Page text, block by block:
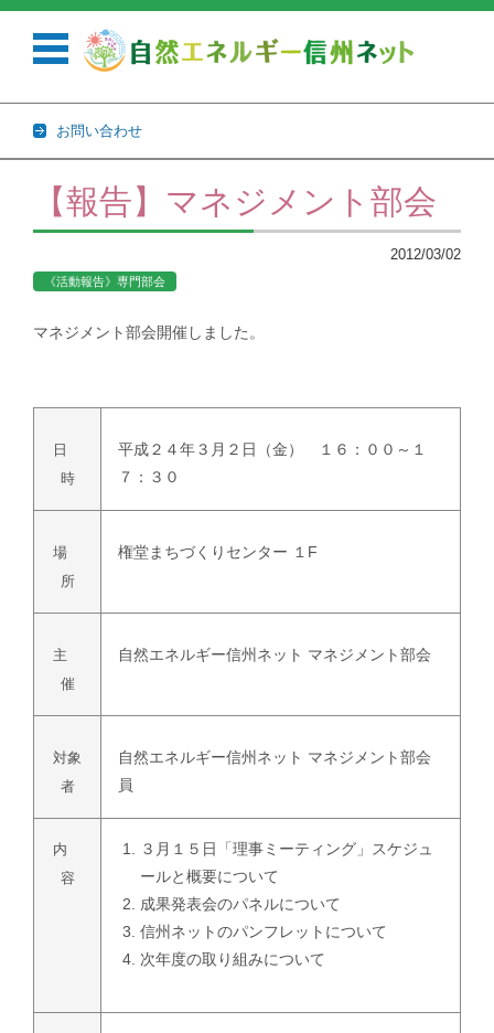
お問い合わせ
コンテンツに移動
【報告】マネジメント部会
2012/03/02
《活動報告》専門部会
マネジメント部会開催しました。
日
時
平成２４年３月２日（金） １６：００～１
７：３０
場
所
権堂まちづくりセンター １F
主
催
自然エネルギー信州ネット マネジメント部会
対象
者
自然エネルギー信州ネット マネジメント部会
員
内
容
３月１５日「理事ミーティング」スケジュ
ールと概要について
成果発表会のパネルについて
信州ネットのパンフレットについて
次年度の取り組みについて